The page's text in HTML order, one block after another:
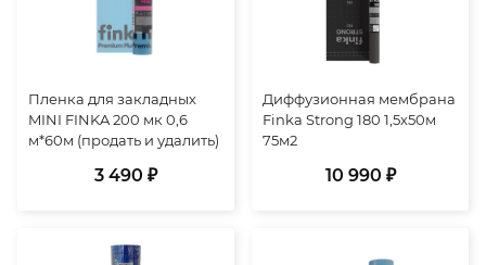
Пленка для закладных
MINI FINKA 200 мк 0,6
м*60м (продать и удалить)
3 490 ₽
Диффузионная мембрана
Finka Strong 180 1,5х50м
75м2
10 990 ₽